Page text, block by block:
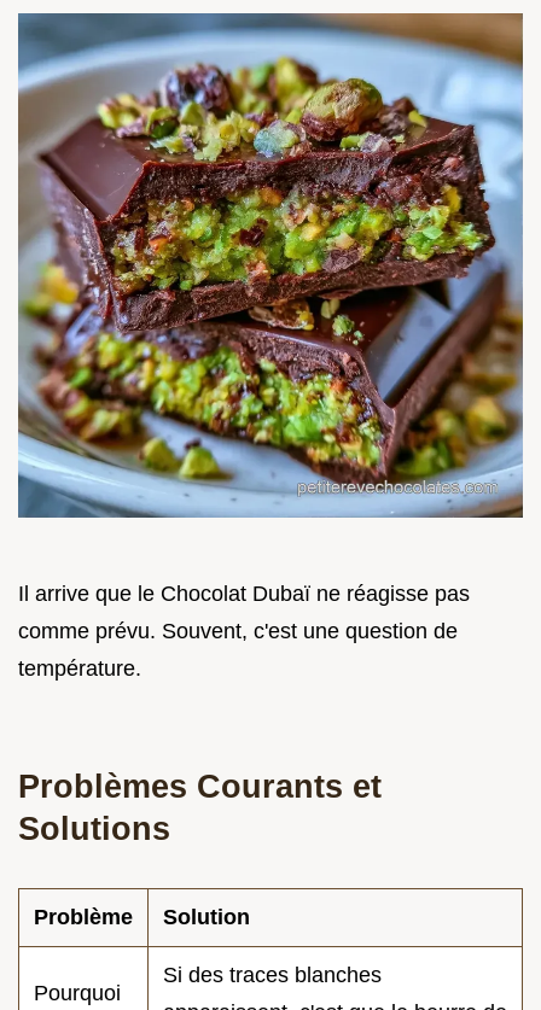
Il arrive que le Chocolat Dubaï ne réagisse pas
comme prévu. Souvent, c'est une question de
température.
Problèmes Courants et
Solutions
Problème Solution
Pourquoi
Si des traces blanches